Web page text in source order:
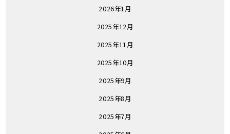
2026年1月
2025年12月
2025年11月
2025年10月
2025年9月
2025年8月
2025年7月